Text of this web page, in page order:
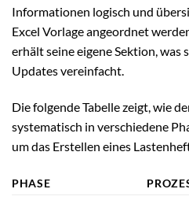
Informationen logisch und
Excel Vorlage angeordnet
erhält seine eigene Sektion,
Updates vereinfacht.
Die folgende Tabelle zeigt, wie
systematisch in verschiedene
um das Erstellen eines
PHASE